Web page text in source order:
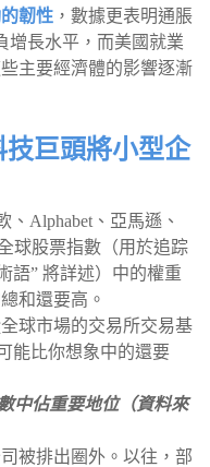
韌性 ，數據更表明通脹
增長水平，而美國就業
主要經濟體的影響逐漸
巨頭將小型企
Alphabet、亞馬遜、
球股票指數（用於追踪
語” 將詳述）中的權重
和還要高。
球市場的交易所交易基
能比你想象中的還要
中佔重要地位（資料來
被排出圈外。以往，部